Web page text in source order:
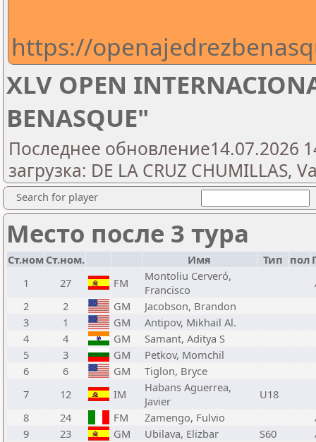
https://
XLV OPEN
BENASQUE"
Последнее обновление14.07.2026
загрузка: DE LA CRUZ CHUMILLAS,
Search for player
Место после 3 тура
Ст.ном Ст.ном. Имя Тип пол
1
27 FM
Montoliu Cerveró,
Francisco
2
2 GM
Jacobson, Brandon
3
1 GM
Antipov, Mikhail Al.
4
4 GM
Samant, Aditya S
5
3 GM
Petkov, Momchil
6
6 GM
Tiglon, Bryce
7
12 IM
Habans Aguerrea,
Javier
U18
8
24 FM Zamengo, Fulvio
9
23 GM Ubilava, Elizbar S60